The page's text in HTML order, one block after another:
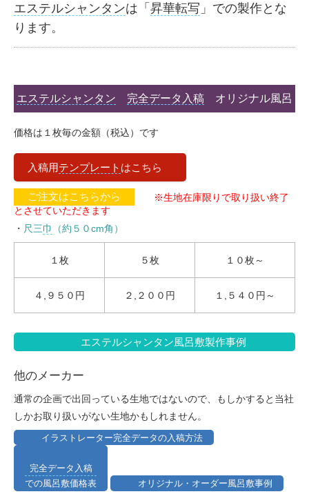
エステルシャンタンは「 昇華転写 」での製作とな
ります。
エステルシャンタン 完全データ入稿 オリジナル風呂
敷価格について
価格は１枚毎の金額（税込）です
入稿用テンプレート はこちら
ご注文はこちらから
※生地在庫限りで取り扱い終了
とさせていただきます
・ 尺三巾 （約５０cm角）
１枚 ５枚 １０枚～
４,９５０円 ２,２００円 １,５４０円～
エステルシャンタン風呂敷製作事例
他のメーカー
通常の企画で出回っている生地ではないので、もしかすると当社
しかお取り扱いがない生地かもしれません。
イラストレーター完全データの入稿方法
完全データ入稿
での風呂敷価格表
オリジナル・オーダー風呂敷事例